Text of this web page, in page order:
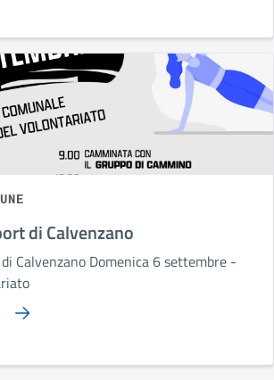
di Calvenzano
Calvenzano Domenica 6 settembre -